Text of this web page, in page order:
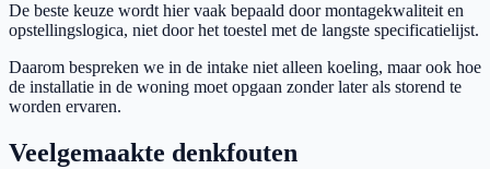
De beste keuze wordt hier vaak bepaald door montagekwaliteit en
opstellingslogica, niet door het toestel met de langste specificatielijst.
Daarom bespreken we in de intake niet alleen koeling, maar ook hoe
de installatie in de woning moet opgaan zonder later als storend te
worden ervaren.
Veelgemaakte denkfouten